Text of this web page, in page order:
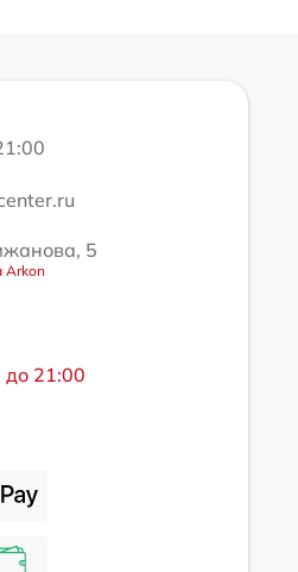
5
Arkon
до 21:00